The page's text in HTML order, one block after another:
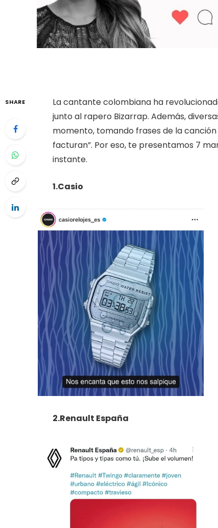
SHARE
La cantante colombiana ha
junto al rapero Bizarrap. Además,
momento, tomando frases de la canción
facturan”. Por eso, te presentamos 7
instante.
1.Casio
2.Renault España